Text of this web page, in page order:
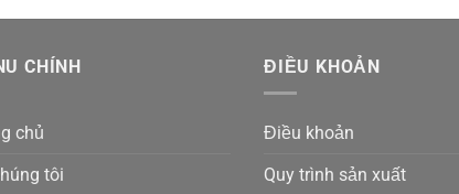
CHÍNH
chủ
tôi
ĐIỀU KHOẢN
Điều khoản
Quy trình sản xuất